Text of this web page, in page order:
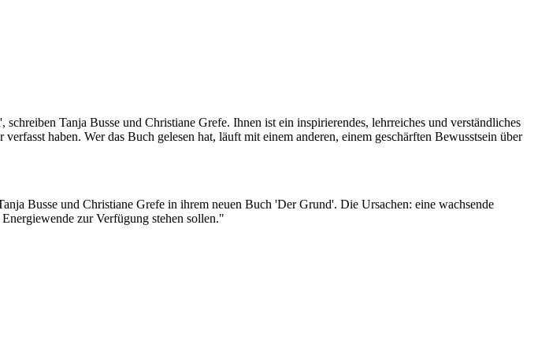
Tanja Busse und Christiane Grefe. Ihnen ist ein inspirierendes, lehrreiches und verständliches
haben. Wer das Buch gelesen hat, läuft mit einem anderen, einem geschärften Bewusstsein über
Busse und Christiane Grefe in ihrem neuen Buch 'Der Grund'. Die Ursachen: eine wachsende
zur Verfügung stehen sollen."